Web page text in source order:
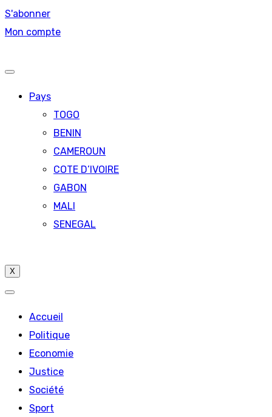
S'abonner
Mon compte
Pays
TOGO
BENIN
CAMEROUN
COTE D’IVOIRE
GABON
MALI
SENEGAL
X
Accueil
Politique
Economie
Justice
Société
Sport